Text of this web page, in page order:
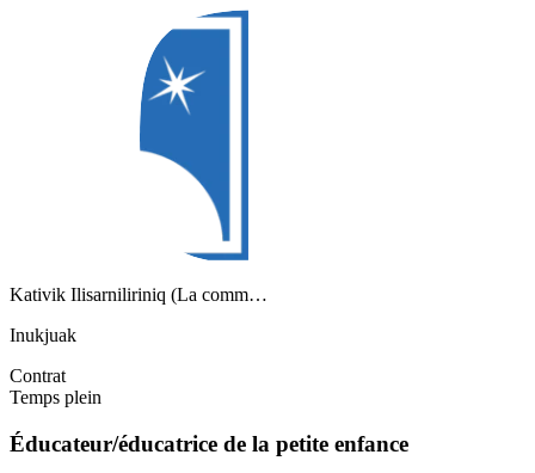
Kativik Ilisarniliriniq (La comm…
Inukjuak
Contrat
Temps plein
Éducateur/éducatrice de la petite enfance